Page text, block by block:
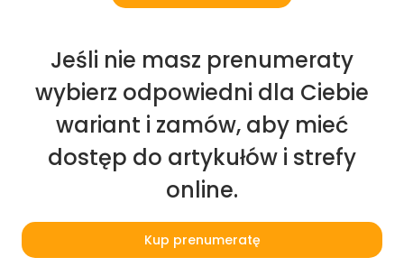
Jeśli nie masz prenumeraty
wybierz odpowiedni dla Ciebie
wariant i zamów, aby mieć
dostęp do artykułów i strefy
online.
Kup prenumeratę